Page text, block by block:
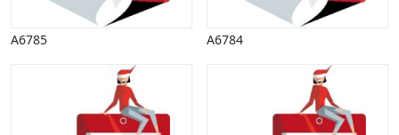
Stjernetegn, astrologi
Sundhed, sygdom
Udsalg og andre begreber
Underholdning, kultur
A6785 A6784